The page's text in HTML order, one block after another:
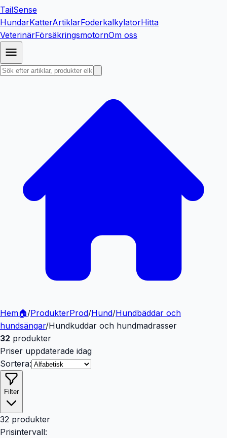
TailSense
HundarKatterArtiklarFoderkalkylatorHitta
VeterinärFörsäkringsmotornOm oss
Hem🏠/ProdukterProd/Hund/Hundbäddar och
hundsängar/Hundkuddar och hundmadrasser
32 produkter
Priser uppdaterade idag
Sortera:
Filter
32 produkter
Prisintervall: